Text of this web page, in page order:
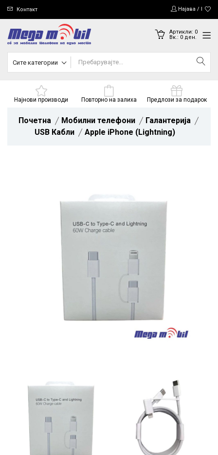
Контакт Најава /
Артикли: 0
Вк.: 0ден.
Сите категории
Најнови производи Повторно на залиха Предлози за подарок
Почетна Мобилни телефони
Галантерија
USB Кабли
Apple iPhone (Lightning)